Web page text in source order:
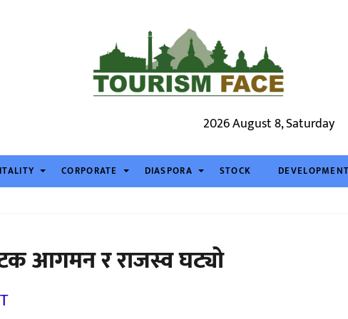
2026 August 8, Saturday
CORPORATE DIASPORA STOCK DEVELOPMENT
आगमन र राजस्व घट्यो